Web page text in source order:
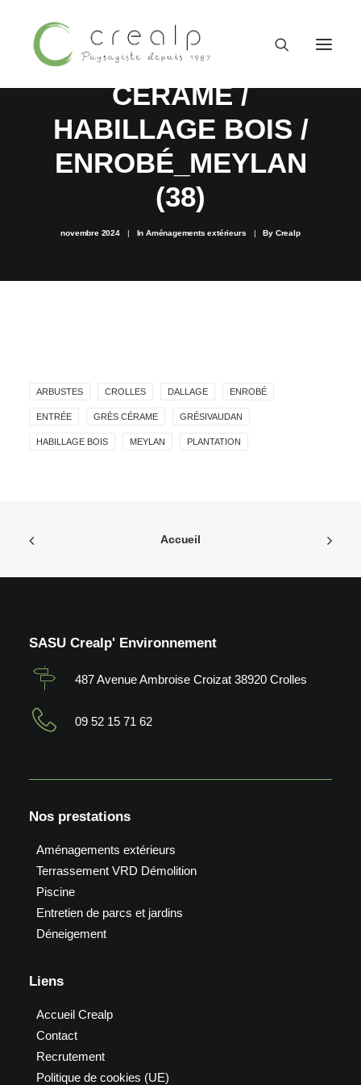
DALLAGE EN GRÈS
CÉRAME /
HABILLAGE BOIS /
ENROBÉ_MEYLAN
(38)
novembre 2024 | InAménagements extérieurs | By Crealp
ARBUSTES CROLLES DALLAGE ENROBÉ
ENTRÉE GRÈS CÉRAME GRÉSIVAUDAN
HABILLAGE BOIS MEYLAN PLANTATION
Accueil
SASU Crealp' Environnement
487 Avenue Ambroise Croizat 38920 Crolles
09 52 15 71 62
Nos prestations
Aménagements extérieurs
Terrassement VRD Démolition
Piscine
Entretien de parcs et jardins
Déneigement
Liens
Accueil Crealp
Contact
Recrutement
Politique de cookies (UE)